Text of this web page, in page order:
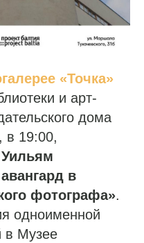
«Точка»
и арт-
дома
в 19:00,
в
фотографа».
одноименной
в Музее